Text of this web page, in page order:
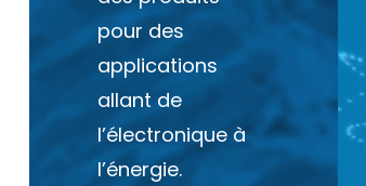
pour des
applications
allant de
l’électronique à
l’énergie.